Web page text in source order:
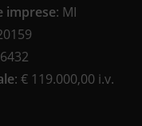
imprese: MI
: € 119.000,00 i.v.